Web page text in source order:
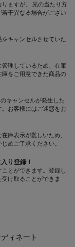
ますが、 光の当たり方
干異なる場合がござい
キャンセルさせていた
理しているため、在庫
をご用意できた商品の
キャンセルが発生した
お客様にはご迷惑をお
庫表示が難しいため、
めご了承ください。
り登録！
とができます。登録し
け取ることができま
ィネート